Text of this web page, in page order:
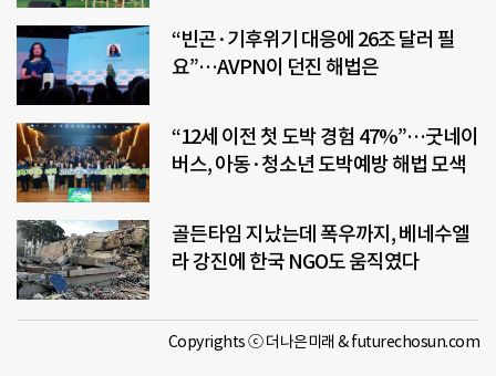
“빈곤·기후위기 대응에 26조 달러 필
요”…AVPN이 던진 해법은
“12세 이전 첫 도박 경험 47%”…굿네이
버스, 아동·청소년 도박예방 해법 모색
골든타임 지났는데 폭우까지, 베네수엘
라 강진에 한국 NGO도 움직였다
Copyrights ⓒ 더나은미래 & futurechosun.com